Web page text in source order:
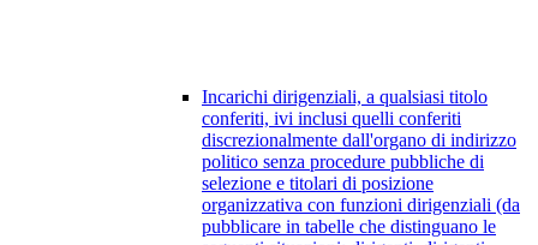
Incarichi dirigenziali, a qualsiasi titolo
conferiti, ivi inclusi quelli conferiti
discrezionalmente dall'organo di indirizzo
politico senza procedure pubbliche di
selezione e titolari di posizione
organizzativa con funzioni dirigenziali (da
pubblicare in tabelle che distinguano le